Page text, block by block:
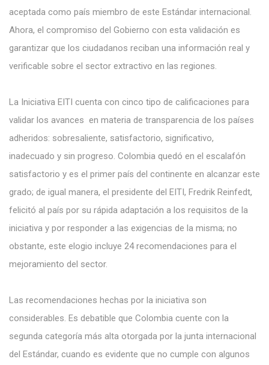
aceptada como país miembro de este Estándar internacional.
Ahora, el compromiso del Gobierno con esta validación es
garantizar que los ciudadanos reciban una información real y
verificable sobre el sector extractivo en las regiones.
La Iniciativa EITI cuenta con cinco tipo de calificaciones para
validar los avances en materia de transparencia de los países
adheridos: sobresaliente, satisfactorio, significativo,
inadecuado y sin progreso. Colombia quedó en el escalafón
satisfactorio y es el primer país del continente en alcanzar este
grado; de igual manera, el presidente del EITI, Fredrik Reinfedt,
felicitó al país por su rápida adaptación a los requisitos de la
iniciativa y por responder a las exigencias de la misma; no
obstante, este elogio incluye 24 recomendaciones para el
mejoramiento del sector.
Las recomendaciones hechas por la iniciativa son
considerables. Es debatible que Colombia cuente con la
segunda categoría más alta otorgada por la junta internacional
del Estándar, cuando es evidente que no cumple con algunos